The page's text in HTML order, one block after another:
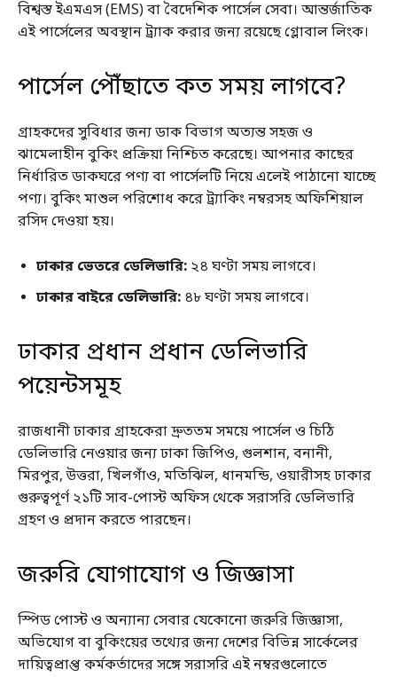
বিশ্বস্ত ইএমএস (EMS) বা বৈদেশিক পার্সেল সেবা। আন্তর্জাতিক
এই পার্সেলের অবস্থান ট্র্যাক করার জন্য রয়েছে গ্লোবাল লিংক।
পার্সেল পৌঁছাতে কত সময় লাগবে?
গ্রাহকদের সুবিধার জন্য ডাক বিভাগ অত্যন্ত সহজ ও
ঝামেলাহীন বুকিং প্রক্রিয়া নিশ্চিত করেছে। আপনার কাছের
নির্ধারিত ডাকঘরে পণ্য বা পার্সেলটি নিয়ে এলেই পাঠানো যাচ্ছে
পণ্য। বুকিং মাশুল পরিশোধ করে ট্র্যাকিং নম্বরসহ অফিশিয়াল
রসিদ দেওয়া হয়।
ঢাকার ভেতরে ডেলিভারি: ২৪ ঘণ্টা সময় লাগবে।
ঢাকার বাইরে ডেলিভারি: ৪৮ ঘণ্টা সময় লাগবে।
ঢাকার প্রধান প্রধান ডেলিভারি
পয়েন্টসমূহ
রাজধানী ঢাকার গ্রাহকেরা দ্রুততম সময়ে পার্সেল ও চিঠি
ডেলিভারি নেওয়ার জন্য ঢাকা জিপিও, গুলশান, বনানী,
মিরপুর, উত্তরা, খিলগাঁও, মতিঝিল, ধানমন্ডি, ওয়ারীসহ ঢাকার
গুরুত্বপূর্ণ ২১টি সাব-পোস্ট অফিস থেকে সরাসরি ডেলিভারি
গ্রহণ ও প্রদান করতে পারছেন।
জরুরি যোগাযোগ ও জিজ্ঞাসা
স্পিড পোস্ট ও অন্যান্য সেবার যেকোনো জরুরি জিজ্ঞাসা,
অভিযোগ বা বুকিংয়ের তথ্যের জন্য দেশের বিভিন্ন সার্কেলের
দায়িত্বপ্রাপ্ত কর্মকর্তাদের সঙ্গে সরাসরি এই নম্বরগুলোতে